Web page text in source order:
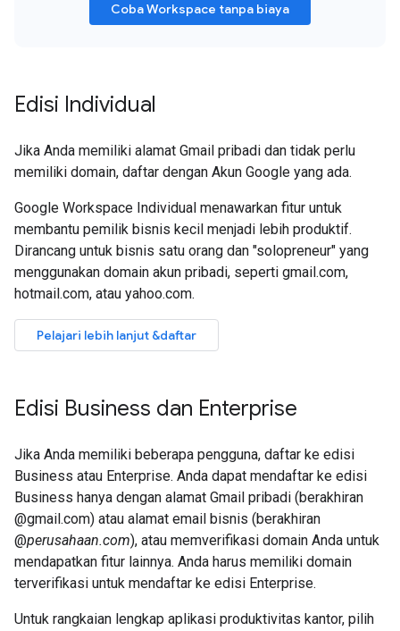
Coba Workspace tanpa biaya
Edisi Individual
Jika Anda memiliki alamat Gmail pribadi dan tidak perlu
memiliki domain, daftar dengan Akun Google yang ada.
Google Workspace Individual menawarkan fitur untuk
membantu pemilik bisnis kecil menjadi lebih produktif.
Dirancang untuk bisnis satu orang dan "solopreneur" yang
menggunakan domain akun pribadi, seperti gmail.com,
hotmail.com, atau yahoo.com.
Pelajari lebih lanjut &daftar
Edisi Business dan Enterprise
Jika Anda memiliki beberapa pengguna, daftar ke edisi
Business atau Enterprise. Anda dapat mendaftar ke edisi
Business hanya dengan alamat Gmail pribadi (berakhiran
@gmail.com) atau alamat email bisnis (berakhiran
@perusahaan.com), atau memverifikasi domain Anda untuk
mendapatkan fitur lainnya. Anda harus memiliki domain
terverifikasi untuk mendaftar ke edisi Enterprise.
Untuk rangkaian lengkap aplikasi produktivitas kantor, pilih